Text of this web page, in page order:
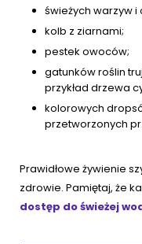
świeżych warzyw i
kolb z ziarnami;
pestek owoców;
gatunków roślin
przykład drzewa
kolorowych
przetworzonych
Prawidłowe żywienie
zdrowie. Pamiętaj, że
dostęp do świeżej